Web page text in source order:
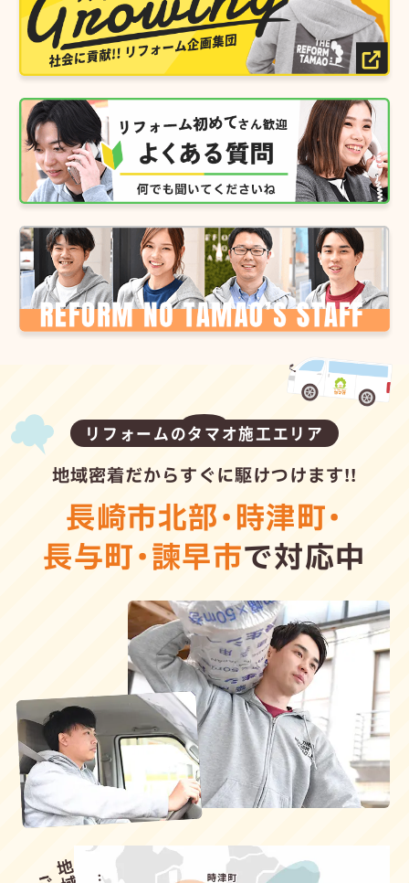
リフォームのタマオ施工エリア
地域密着だからすぐに駆けつけます!!
長崎市北部・時津町・
長与町・諫早市で対応中